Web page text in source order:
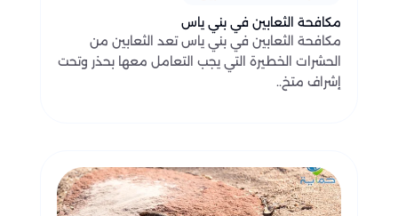
مكافحة الثعابين في بني ياس
مكافحة الثعابين في بني ياس تعد الثعابين من
الحشرات الخطيرة التي يجب التعامل معها بحذر وتحت
إشراف متخ..